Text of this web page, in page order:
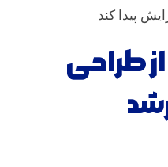
پیدا کند
طراحی